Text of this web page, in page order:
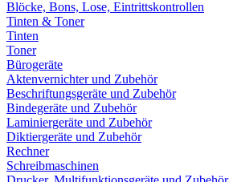
Blöcke, Bons, Lose, Eintrittskontrollen
Tinten & Toner
Tinten
Toner
Bürogeräte
Aktenvernichter und Zubehör
Beschriftungsgeräte und Zubehör
Bindegeräte und Zubehör
Laminiergeräte und Zubehör
Diktiergeräte und Zubehör
Rechner
Schreibmaschinen